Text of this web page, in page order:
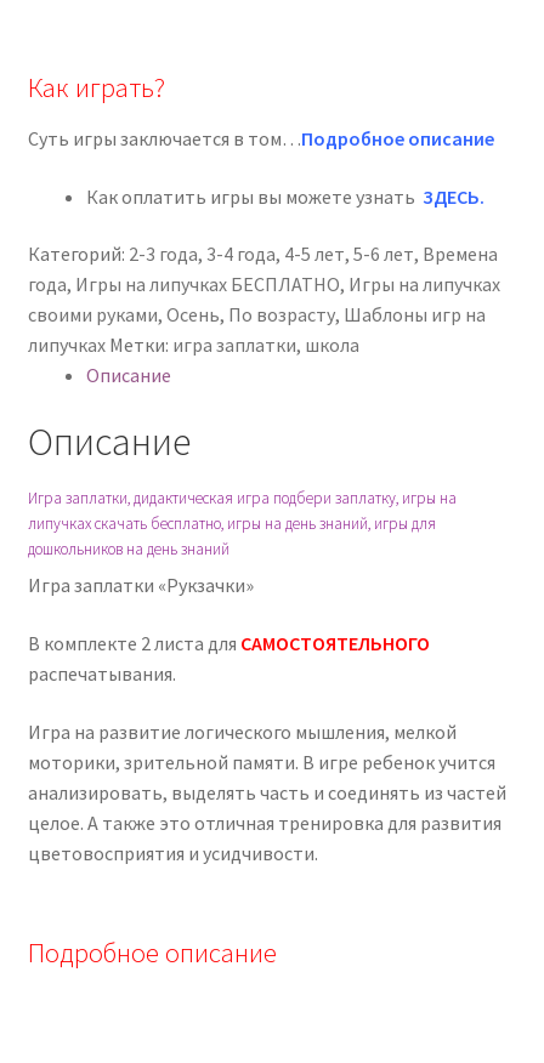
Как играть?
Суть игры заключается в том…Подробное описание
Как оплатить игры вы можете узнать ЗДЕСЬ.
Категорий: 2-3 года, 3-4 года, 4-5 лет, 5-6 лет, Времена
года, Игры на липучках БЕСПЛАТНО, Игры на липучках
своими руками, Осень, По возрасту, Шаблоны игр на
липучках Метки: игра заплатки, школа
Описание
Описание
Игра заплатки, дидактическая игра подбери заплатку, игры на
липучках скачать бесплатно, игры на день знаний, игры для
дошкольников на день знаний
Игра заплатки «Рукзачки»
В комплекте 2 листа для САМОСТОЯТЕЛЬНОГО
распечатывания.
Игра на развитие логического мышления, мелкой
моторики, зрительной памяти. В игре ребенок учится
анализировать, выделять часть и соединять из частей
целое. А также это отличная тренировка для развития
цветовосприятия и усидчивости.
Подробное описание